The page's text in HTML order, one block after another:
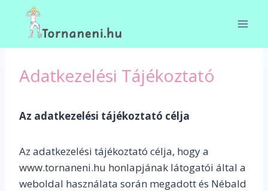
content
Adatkezelési Tájékoztató
Az adatkezelési tájékoztató célja
Az adatkezelési tájékoztató célja, hogy a
www.tornaneni.hu honlapjának látogatói által a
weboldal használata során megadott és Nébald